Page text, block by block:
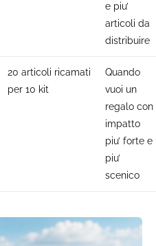
e piu’
articoli da
distribuire
20 articoli ricamati
per 10 kit
Quando
vuoi un
regalo con
impatto
piu’ forte e
piu’
scenico